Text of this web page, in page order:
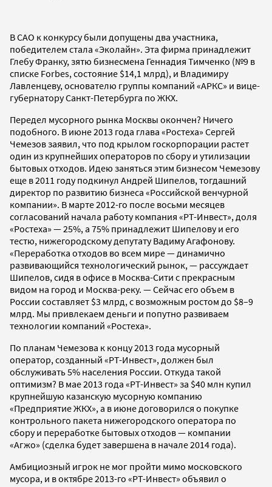
В САО к конкурсу были допущены два участника,
победителем стала «Эколайн». Эта фирма принадлежит
Глебу Франку, зятю бизнесмена Геннадия Тимченко (№9 в
списке Forbes, состояние $14,1 млрд), и Владимиру
Лавленцеву, основателю группы компаний «АРКС» и вице-
губернатору Санкт-Петербурга по ЖКХ.
Передел мусорного рынка Москвы окончен? Ничего
подобного. В июне 2013 года глава «Ростеха» Сергей
Чемезов заявил, что под крылом госкорпорации растет
один из крупнейших операторов по сбору и утилизации
бытовых отходов. Идею заняться этим бизнесом Чемезову
еще в 2011 году подкинул Андрей Шипелов, тогдашний
директор по развитию бизнеса «Российской венчурной
компании». В марте 2012-го после восьми месяцев
согласований начала работу компания «РТ-Инвест», доля
«Ростеха» — 25%, а 75% принадлежит Шипелову и его
тестю, нижегородскому депутату Вадиму Агафонову.
«Переработка отходов во всем мире — динамично
развивающийся технологический рынок, — рассуждает
Шипелов, сидя в офисе в Москва-Сити с прекрасным
видом на город и Москва-реку. — Сейчас его объем в
России составляет $3 млрд, с возможным ростом до $8–9
млрд. Мы привлекаем деньги и попутно развиваем
технологии компаний «Ростеха».
По планам Чемезова к концу 2013 года мусорный
оператор, созданный «РТ-Инвест», должен был
обслуживать 5% населения России. Откуда такой
оптимизм? В мае 2013 года «РТ-Инвест» за $40 млн купил
крупнейшую казанскую мусорную компанию
«Предприятие ЖКХ», а в июне договорился о покупке
контрольного пакета нижегородского оператора по
сбору и переработке бытовых отходов — компании
«Агжо» (сделка будет завершена в начале 2014 года).
Амбициозный игрок не мог пройти мимо московского
мусора, и в октябре 2013-го «РТ-Инвест» объявил о